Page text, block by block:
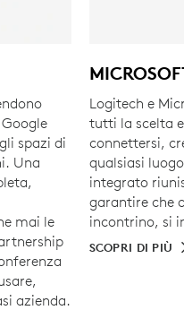
spazi di
Una
mai le
azienda.
Logitech e
tutti la scelta
connettersi,
qualsiasi
integrato
garantire che
incontrino, si
SCOPRI DI PIÙ